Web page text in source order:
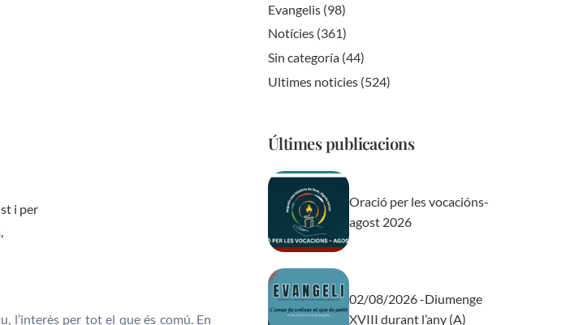
i per
l’interès per tot el que és comú. En
Evangelis (98)
Notícies (361)
Sin categoría (44)
Ultimes noticies (524)
Últimes publicacions
Oració per les vocacións-
agost 2026
02/08/2026 -Diumenge
XVIII durant l’any (A)